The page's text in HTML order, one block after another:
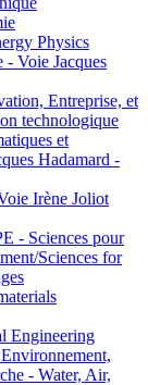
Physics
Voie Jacques
Entreprise, et
technologique
et
Hadamard -
Irène Joliot
- Sciences pour
Sciences for
Engineering
- Water, Air,